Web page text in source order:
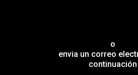
o
envia un correo
continuación